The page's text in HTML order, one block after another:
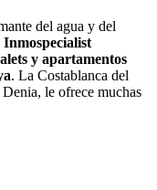
del agua y del
y apartamentos
. La Costablanca del
le ofrece muchas